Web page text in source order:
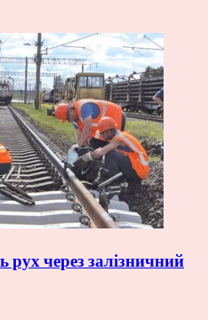
через залізничний